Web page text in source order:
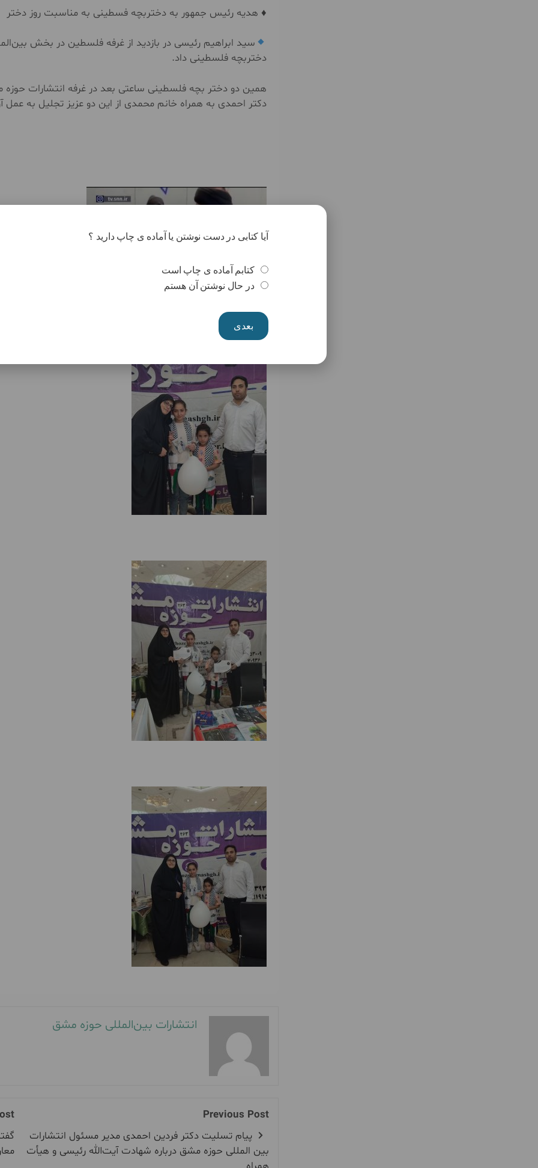
♦️ هدیه رئیس جمهور به دختربچه فسطینی به مناسبت روز دختر
سید ابراهیم رئیسی در بازدید از غرفه فلسطین در بخش
دختربچه فلسطینی داد.
همین دو دختر بچه فلسطینی ساعتی بعد در غرفه انتشارات
دکتر احمدی به همراه خانم محمدی از این دو عزیز تجلیل به عمل
انتشارات بین‌المللی حوزه مشق
Previous Post
پیام تسلیت دکتر فردین احمدی مدیر مسئول انتشارات
بین المللی حوزه مشق درباره شهادت آیت‌الله رئیسی و هیأت
آیا کتابی در دست نوشتن یا آماده ی چاپ دارید ؟
کتابم آماده ی چاپ است
در حال نوشتن آن هستم
بعدی